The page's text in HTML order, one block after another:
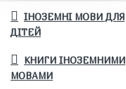
ІНОЗЕМНІ МОВИ ДЛЯ
ДІТЕЙ
КНИГИ ІНОЗЕМНИМИ
МОВАМИ